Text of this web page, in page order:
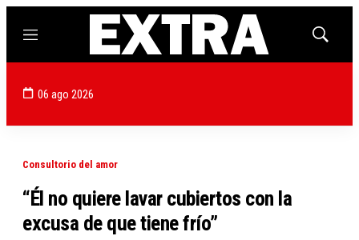
Menú
Mostrar
06 ago 2026
Consultorio del amor
“Él no quiere lavar cubiertos con la
excusa de que tiene frío”